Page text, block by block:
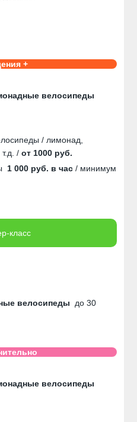
+
велосипеды
/ лимонад,
т.д. / от 1000 руб.
1 000 руб. в час / минимум
класс
велосипеды до 30
велосипеды